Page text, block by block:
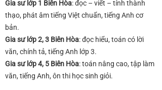
Gia sư lớp 1 Biên Hòa: đọc – viết – tính thành
thạo, phát âm tiếng Việt chuẩn, tiếng Anh cơ
bản.
Gia sư lớp 2, 3 Biên Hòa: đọc hiểu, toán có lời
văn, chính tả, tiếng Anh lớp 3.
Gia sư lớp 4, 5 Biên Hòa: toán nâng cao, tập làm
văn, tiếng Anh, ôn thi học sinh giỏi.